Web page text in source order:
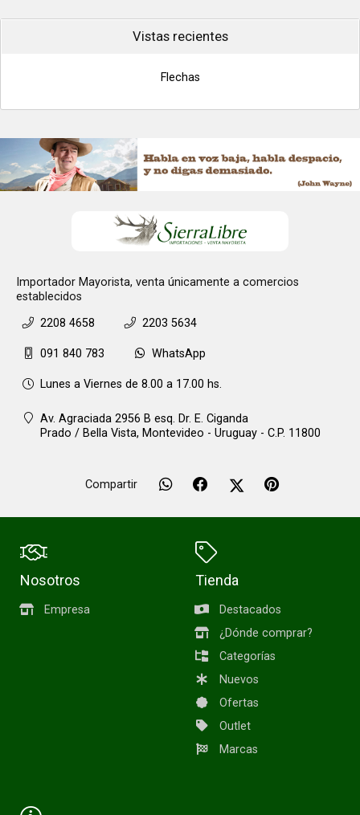
Vistas recientes
Flechas
Importador Mayorista, venta únicamente a comercios
establecidos
2208 4658
2203 5634
091 840 783 WhatsApp
Lunes a Viernes de 8.00 a 17.00 hs.
Av. Agraciada 2956 B esq. Dr. E. Ciganda
Prado / Bella Vista, Montevideo - Uruguay - C.P. 11800
Compartir
Nosotros
Empresa
Tienda
Destacados
¿Dónde comprar?
Categorías
Nuevos
Ofertas
Outlet
Marcas